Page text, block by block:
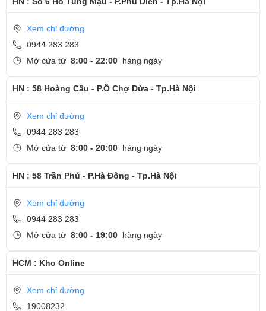
mới.
Cảm ơn quý khách đã dành thời gian tham khảo và quan tâm
tới dịch vụ thay bàn phím tại Ngọc Nguyễn Care
- HotlineCSKH dịch vụ sửa chữa: 0944-283-283
Xem chỉ đường
0944 283 283
Mở cửa từ 8:00 - 22:00 hàng ngày
HN : 58 Hoàng Cầu - P.Ô Chợ Dừa - Tp.Hà Nội
Xem chỉ đường
0944 283 283
Mở cửa từ 8:00 - 20:00 hàng ngày
HN : 58 Trần Phú - P.Hà Đông - Tp.Hà Nội
Xem chỉ đường
0944 283 283
Mở cửa từ 8:00 - 19:00 hàng ngày
HCM : Kho Online
Xem chỉ đường
19008232